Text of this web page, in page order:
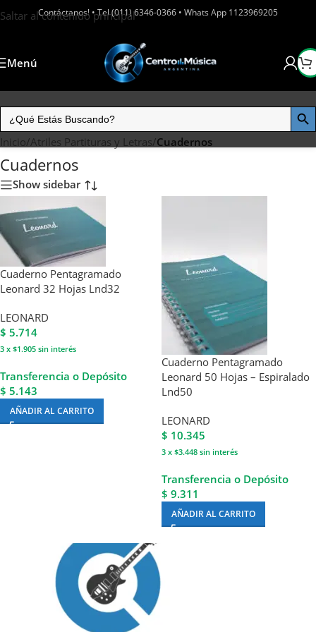
Saltar al contenido principal
Contáctanos! • Tel (011) 6346-0366 • Whats App 1123969205
Menú
Inicio/Atriles Partituras y Letras/Cuadernos
Cuadernos
Show sidebar
Cuaderno Pentagramado
Leonard 32 Hojas Lnd32
LEONARD
$ 5.714
3 x $1.905 sin interés
Transferencia o Depósito
$ 5.143
AÑADIR AL CARRITO
Cuaderno Pentagramado
Leonard 50 Hojas – Espiralado
Lnd50
LEONARD
$ 10.345
3 x $3.448 sin interés
Transferencia o Depósito
$ 9.311
AÑADIR AL CARRITO